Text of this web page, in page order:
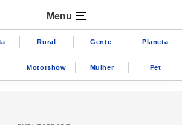
Menu
Rural Gente Planeta
Motorshow Mulher Pet